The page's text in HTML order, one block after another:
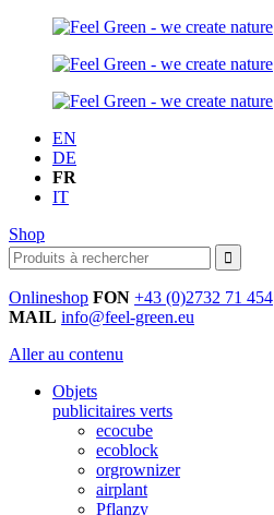
EN
DE
FR
IT
Shop
Onlineshop FON +43 (0)2732 71 454
MAIL info@feel-green.eu
Aller au contenu
Objets
publicitaires verts
ecocube
ecoblock
orgrownizer
airplant
Pflanzy